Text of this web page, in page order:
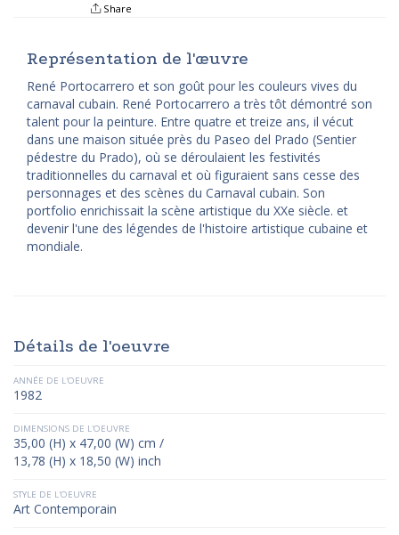
Share
Représentation de l'œuvre
René Portocarrero et son goût pour les couleurs vives du
carnaval cubain. René Portocarrero a très tôt démontré son
talent pour la peinture. Entre quatre et treize ans, il vécut
dans une maison située près du Paseo del Prado (Sentier
pédestre du Prado), où se déroulaient les festivités
traditionnelles du carnaval et où figuraient sans cesse des
personnages et des scènes du Carnaval cubain. Son
portfolio enrichissait la scène artistique du XXe siècle. et
devenir l'une des légendes de l'histoire artistique cubaine et
mondiale.
Détails de l'oeuvre
ANNÉE DE L'OEUVRE
1982
DIMENSIONS DE L'OEUVRE
35,00 (H) x 47,00 (W) cm /
13,78 (H) x 18,50 (W) inch
STYLE DE L'OEUVRE
Art Contemporain